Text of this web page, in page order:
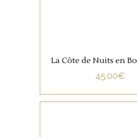
La Côte de Nuits en
45.00€